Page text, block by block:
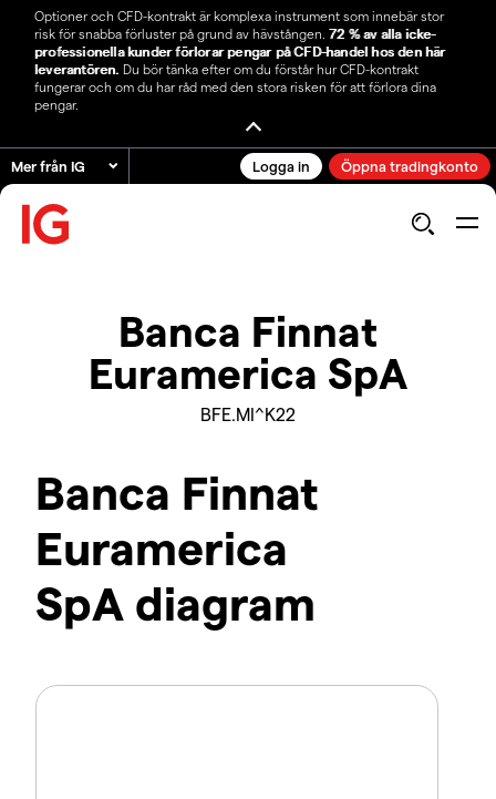
Optioner och CFD-kontrakt är komplexa instrument som innebär stor
risk för snabba förluster på grund av hävstången. 72 % av alla icke-
professionella kunder förlorar pengar på CFD-handel hos den här
leverantören. Du bör tänka efter om du förstår hur CFD-kontrakt
fungerar och om du har råd med den stora risken för att förlora dina
pengar.
Mer från IG Logga in Öppna tradingkonto
Banca Finnat
Euramerica SpA
BFE.MI^K22
Banca Finnat
Euramerica
SpA diagram